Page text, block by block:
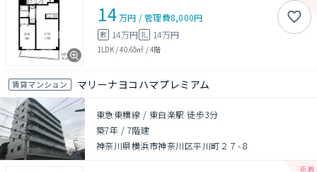
14万円 /管理費8,000円
敷 14万円 礼 14万円
1LDK/40.65㎡ /4階
賃貸マンション マリーナヨコハマプレミアム
東急東横線 / 東白楽駅 徒歩3分
築7年 / 7階建
神奈川県横浜市神奈川区平川町２７-８